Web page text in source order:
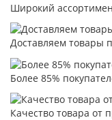
Широкий
Доставляем товары
Более 85%
Качество товара от